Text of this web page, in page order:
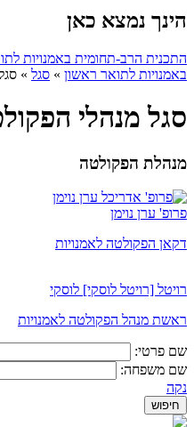
הינך נמצא כאן
התכנית הרב-תחומית באמנויות
באמנויות לתואר ראשון » סגל »
סגל מנהלי
מנהלת הפקולטה
פרופ' ערן נוימן
דקאן הפקולטה לאמנויות
רויטל [רויטל לוסקי] לוסקי
ראשת מנהל הפקולטה לאמנויות
שם פרטי:
שם משפחה:
נקה